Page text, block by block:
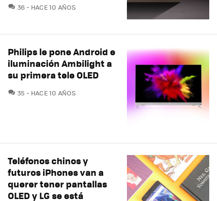
36 COMENTARIOS
HACE 10 AÑOS
Philips le pone Android e
iluminación Ambilight a
su primera tele OLED
35 COMENTARIOS
HACE 10 AÑOS
Teléfonos chinos y
futuros iPhones van a
querer tener pantallas
OLED y LG se está